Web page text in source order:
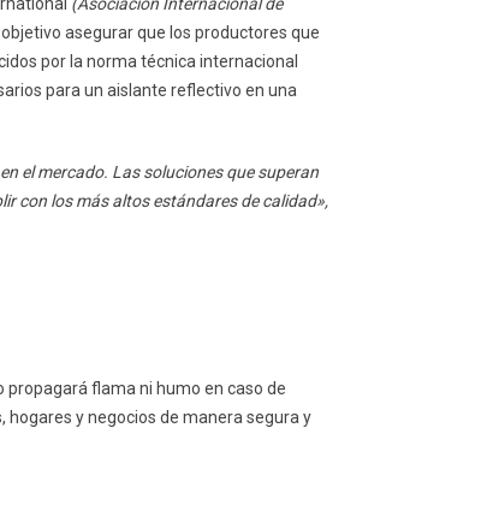
asegurar que los productores que
por la norma técnica internacional
para un aislante reflectivo en una
el mercado. Las soluciones que superan
con los más altos estándares de calidad»,
propagará flama ni humo en caso de
y negocios de manera segura y